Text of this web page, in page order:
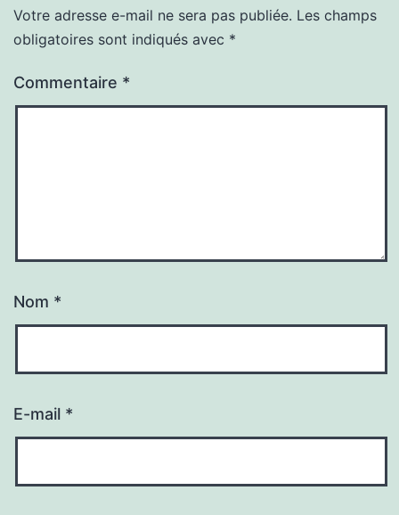
Votre adresse e-mail ne sera pas publiée. Les champs
obligatoires sont indiqués avec *
Commentaire *
Nom *
E-mail *